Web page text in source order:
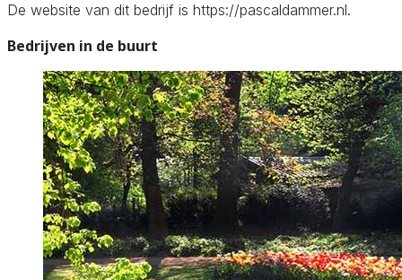
De website van dit bedrijf is https://pascaldammer.nl.
Bedrijven in de buurt